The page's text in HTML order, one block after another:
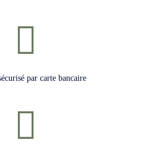
par carte bancaire